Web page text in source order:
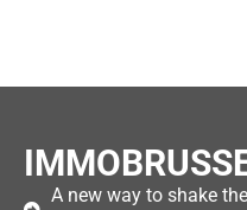
A new way to shake